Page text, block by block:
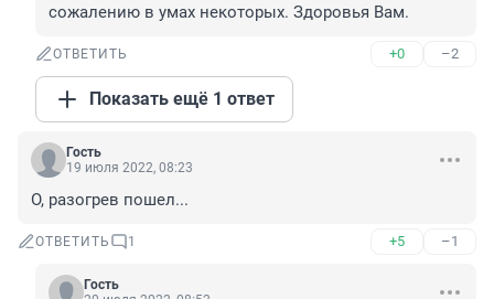
сожалению в умах некоторых. Здоровья Вам.
ОТВЕТИТЬ +0 –2
Показать ещё 1 ответ
Гость
19 июля 2022, 08:23
О, разогрев пошел...
ОТВЕТИТЬ 1 +5 –1
Гость